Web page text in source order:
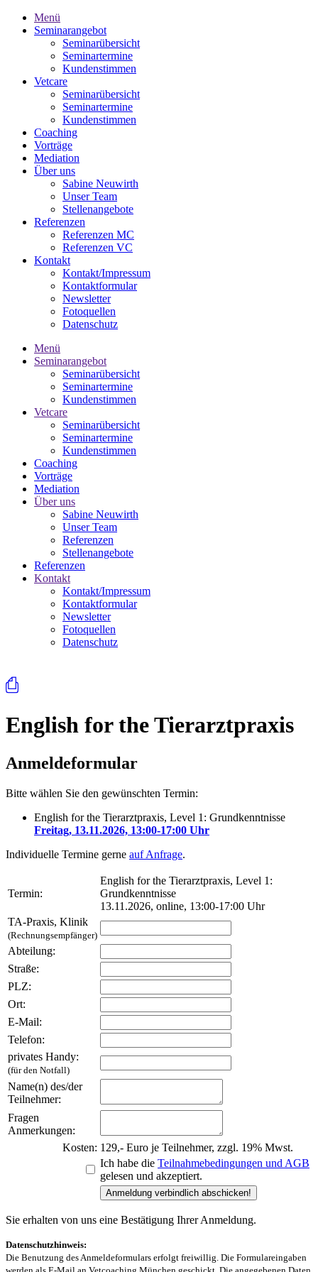
Menü
Seminarangebot
Seminarübersicht
Seminartermine
Kundenstimmen
Vetcare
Seminarübersicht
Seminartermine
Kundenstimmen
Coaching
Vorträge
Mediation
Über uns
Sabine Neuwirth
Unser Team
Stellenangebote
Referenzen
Referenzen MC
Referenzen VC
Kontakt
Kontakt/Impressum
Kontaktformular
Newsletter
Fotoquellen
Datenschutz
Menü
Seminarangebot
Seminarübersicht
Seminartermine
Kundenstimmen
Vetcare
Seminarübersicht
Seminartermine
Kundenstimmen
Coaching
Vorträge
Mediation
Über uns
Sabine Neuwirth
Unser Team
Referenzen
Stellenangebote
Referenzen
Kontakt
Kontakt/Impressum
Kontaktformular
Newsletter
Fotoquellen
Datenschutz
⎙
English for the Tierarztpraxis
Anmeldeformular
Bitte wählen Sie den gewünschten Termin:
English for the Tierarztpraxis, Level 1: Grundkenntnisse
Freitag, 13.11.2026, 13:00-17:00 Uhr
Individuelle Termine gerne auf Anfrage.
Termin:
English for the Tierarztpraxis, Level 1:
Grundkenntnisse
13.11.2026, online, 13:00-17:00 Uhr
TA-Praxis, Klinik
(Rechnungsempfänger)
Abteilung:
Straße:
PLZ:
Ort:
E-Mail:
Telefon:
privates Handy:
(für den Notfall)
Name(n) des/der
Teilnehmer:
Fragen
Anmerkungen:
Kosten: 129,- Euro je Teilnehmer, zzgl. 19% Mwst.
Ich habe die Teilnahmebedingungen und AGB
gelesen und akzeptiert.
Sie erhalten von uns eine Bestätigung Ihrer Anmeldung.
Datenschutzhinweis:
Die Benutzung des Anmeldeformulars erfolgt freiwillig. Die Formulareingaben